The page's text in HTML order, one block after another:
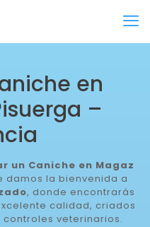
en
–
un Caniche en Magaz
damos la bienvenida a
, donde encontrarás
calidad, criados
veterinarios.